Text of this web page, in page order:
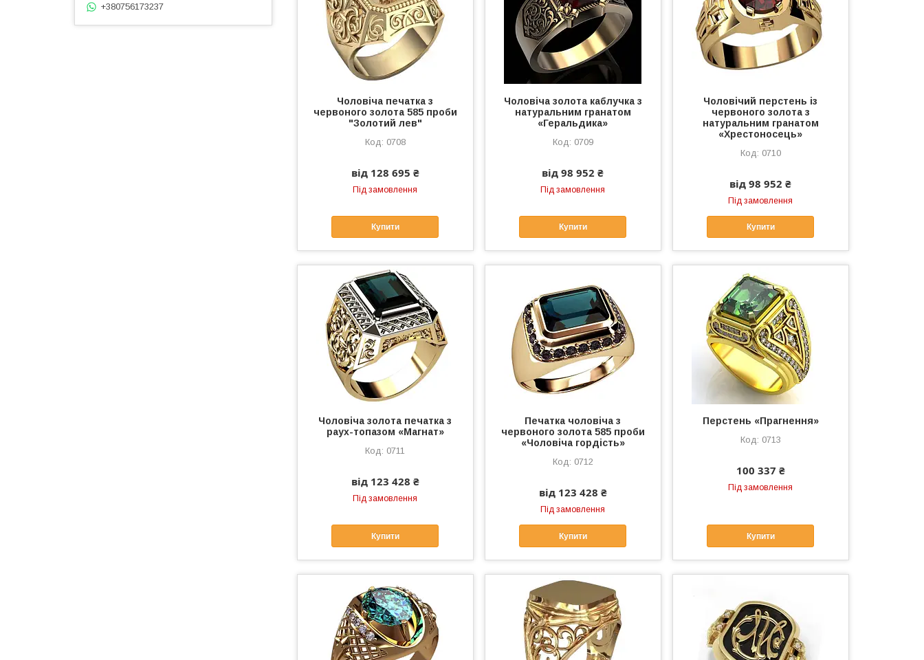
Чоловіча печатка з
червоного золота 585 проби
"Золотий лев"
0708
від 128 695 ₴
Під замовлення
Купити
Чоловіча золота каблучка з
натуральним гранатом
«Геральдика»
0709
від 98 952 ₴
Під замовлення
Купити
Чоловічий перстень із
червоного золота з
натуральним гранатом
«Хрестоносець»
0710
від 98 952 ₴
Під замовлення
Купити
Чоловіча золота печатка з
раух-топазом «Магнат»
0711
від 123 428 ₴
Під замовлення
Купити
Печатка чоловіча з
червоного золота 585 проби
«Чоловіча гордість»
0712
від 123 428 ₴
Під замовлення
Купити
Перстень «Прагнення»
0713
100 337 ₴
Під замовлення
Купити
+380756173237